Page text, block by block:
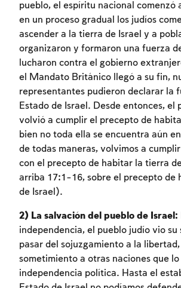
pueblo, el espíritu nacional comenzó
en un proceso gradual los judíos
ascender a la tierra de Israel y a
organizaron y formaron una fuerza
lucharon contra el gobierno
el Mandato Británico llegó a su fin,
representantes pudieron declarar la
Estado de Israel. Desde entonces, el
volvió a cumplir el precepto de
bien no toda ella se encuentra aún
de todas maneras, volvimos a
con el precepto de habitar la tierra
arriba 17:1-16, sobre el precepto de
de Israel).
2) La salvación del pueblo de Israel:
independencia, el pueblo judío vio su
pasar del sojuzgamiento a la libertad,
sometimiento a otras naciones que
independencia política. Hasta el